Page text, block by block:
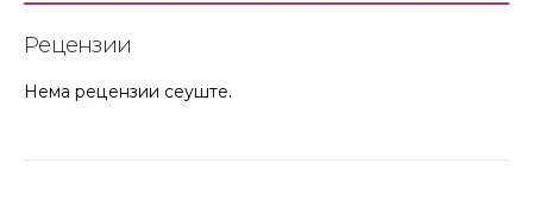
Рецензии
Нема рецензии сеуште.